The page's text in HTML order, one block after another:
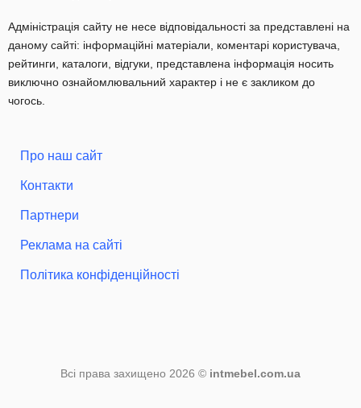
Адміністрація сайту не несе відповідальності за представлені на
даному сайті: інформаційні матеріали, коментарі користувача,
рейтинги, каталоги, відгуки, представлена інформація носить
виключно ознайомлювальний характер і не є закликом до
чогось.
Про наш сайт
Контакти
Партнери
Реклама на сайті
Політика конфіденційності
Всі права захищено 2026 © intmebel.com.ua